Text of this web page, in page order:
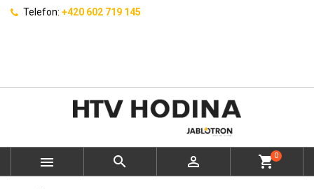
Telefon: +420 602 719 145
   shopping_cart0